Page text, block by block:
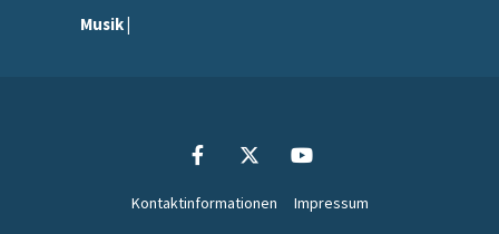
Musik |
Kontaktinformationen Impressum